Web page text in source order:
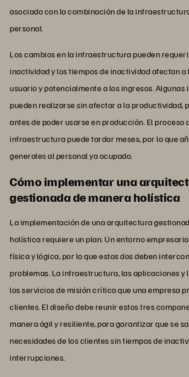
asociado con la combinación de la
personal.
Los cambios en la infraestructura pueden
inactividad y los tiempos de inactividad afectan a
usuario y potencialmente a los ingresos.
pueden realizarse sin afectar a la productividad,
antes de poder usarse en producción. El proceso
infraestructura puede tardar meses, por lo que
generales al personal ya ocupado.
Cómo implementar una
gestionada de manera holística
La implementación de una arquitectura
holística requiere un plan. Un entorno
física y lógica, por lo que estos dos deben
problemas. La infraestructura, las aplicaciones y
los servicios de misión crítica que una empresa
clientes. El diseño debe reunir estos tres
manera ágil y resiliente, para garantizar que se
necesidades de los clientes sin tiempos de
interrupciones.